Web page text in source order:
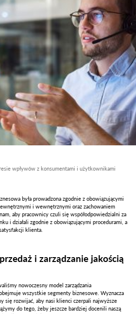
wpływów z konsumentami i użytkownikami
była prowadzona zgodnie z obowiązującymi
i wewnętrznymi oraz zachowaniem
aby pracownicy czuli się współodpowiedzialni za
i działali zgodnie z obowiązującymi procedurami, a
klienta.
i zarządzanie jakością
nowoczesny model zarządzania
wszystkie segmenty biznesowe. Wyznacza
się rozwijać, aby nasi klienci czerpali najwyższe
do tego, żeby jeszcze bardziej docenili naszą